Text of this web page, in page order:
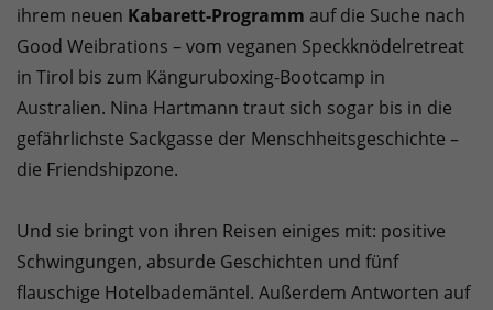
ihrem neuen Kabarett-Programm auf die Suche nach
Good Weibrations – vom veganen Speckknödelretreat
in Tirol bis zum Känguruboxing-Bootcamp in
Australien. Nina Hartmann traut sich sogar bis in die
gefährlichste Sackgasse der Menschheitsgeschichte –
die Friendshipzone.
Und sie bringt von ihren Reisen einiges mit: positive
Schwingungen, absurde Geschichten und fünf
flauschige Hotelbademäntel. Außerdem Antworten auf